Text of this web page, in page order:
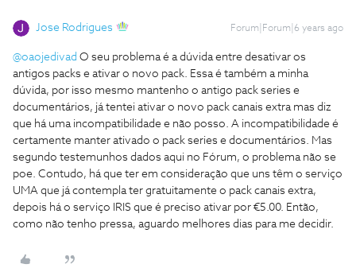
Jose Rodrigues Forum|Forum|6 years ago
@oaojedivad O seu problema é a dúvida entre desativar os
antigos packs e ativar o novo pack. Essa é também a minha
dúvida, por isso mesmo mantenho o antigo pack series e
documentários, já tentei ativar o novo pack canais extra mas diz
que há uma incompatibilidade e não posso. A incompatibilidade é
certamente manter ativado o pack series e documentários. Mas
segundo testemunhos dados aqui no Fórum, o problema não se
poe. Contudo, há que ter em consideração que uns têm o serviço
UMA que já contempla ter gratuitamente o pack canais extra,
depois há o serviço IRIS que é preciso ativar por €5.00. Então,
como não tenho pressa, aguardo melhores dias para me decidir.